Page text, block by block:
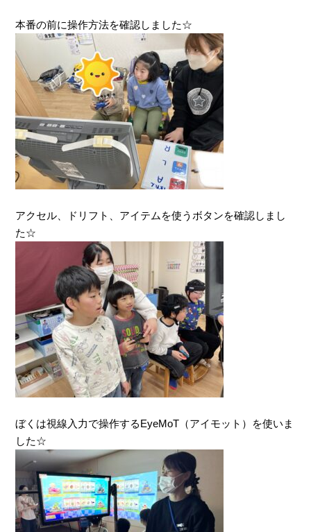
本番の前に操作方法を確認しました☆
アクセル、ドリフト、アイテムを使うボタンを確認しまし
た☆
ぼくは視線入力で操作するEyeMoT（アイモット）を使いま
した☆